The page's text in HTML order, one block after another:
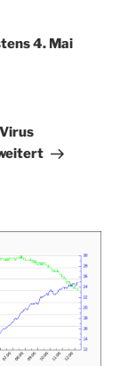
4. Mai